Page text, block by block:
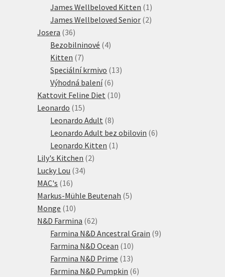
produktů
James Wellbeloved Kitten 1 1
produkt
James Wellbeloved Senior 22
Josera 3636
produktů
Bezobilninové 44
Kitten 77
produktů
Speciální krmivo 1313
Výhodná balení 66
produktů
Kattovit Feline Diet 1010
Leonardo 1515
produktů
Leonardo Adult 88
produktů
Leonardo Adult bez obilovin 66
Leonardo Kitten 1 1
Lily's Kitchen 22
Lucky Lou 3434
MAC's 1616
produktů
Markus-Mühle Beutenah 55
Monge 1010
produktů
N&D Farmina 6262
produktů
Farmina N&D Ancestral Grain 99
Farmina N&D Ocean 1010
produktů
Farmina N&D Prime 1313
produktů
Farmina N&D Pumpkin 66